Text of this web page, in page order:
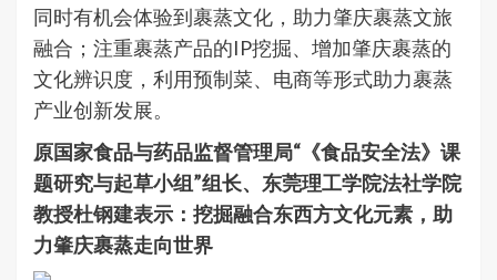
同时有机会体验到裹蒸文化，助力肇庆裹蒸文旅
融合；注重裹蒸产品的IP挖掘、增加肇庆裹蒸的
文化辨识度，利用预制菜、电商等形式助力裹蒸
产业创新发展。
原国家食品与药品监督管理局“《食品安全法》课
题研究与起草小组”组长、东莞理工学院法社学院
教授杜钢建表示：挖掘融合东西方文化元素，助
力肇庆裹蒸走向世界